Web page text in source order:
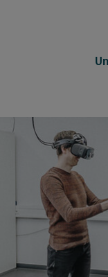
Student advisory service
Psychosocial counseling
Staying abroad
Equal opportunities and
Study and disability
of Medicine
Counselling
Training
Forms
Doctoral